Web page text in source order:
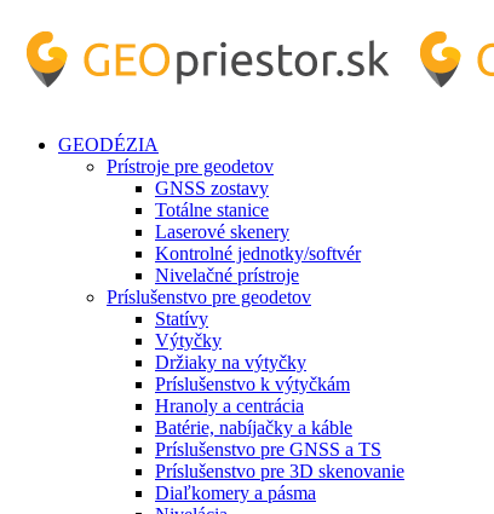
GEODÉZIA
Prístroje pre geodetov
GNSS zostavy
Totálne stanice
Laserové skenery
Kontrolné jednotky/softvér
Nivelačné prístroje
Príslušenstvo pre geodetov
Statívy
Výtyčky
Držiaky na výtyčky
Príslušenstvo k výtyčkám
Hranoly a centrácia
Batérie, nabíjačky a káble
Príslušenstvo pre GNSS a TS
Príslušenstvo pre 3D skenovanie
Diaľkomery a pásma